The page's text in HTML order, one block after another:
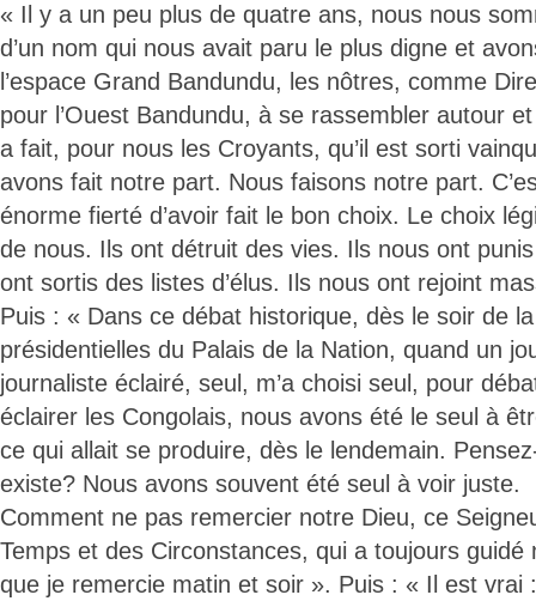
« Il y a un peu plus de quatre ans, nous nous
d’un nom qui nous avait paru le plus digne et
l’espace Grand Bandundu, les nôtres, comme
pour l’Ouest Bandundu, à se rassembler autour
a fait, pour nous les Croyants, qu’il est sorti
avons fait notre part. Nous faisons notre part.
énorme fierté d’avoir fait le bon choix. Le choix
de nous. Ils ont détruit des vies. Ils nous ont
ont sortis des listes d’élus. Ils nous ont rejoint
Puis : « Dans ce débat historique, dès le soir de
présidentielles du Palais de la Nation, quand un
journaliste éclairé, seul, m’a choisi seul, pour
éclairer les Congolais, nous avons été le seul à
ce qui allait se produire, dès le lendemain.
existe? Nous avons souvent été seul à voir juste.
Comment ne pas remercier notre Dieu, ce
Temps et des Circonstances, qui a toujours
que je remercie matin et soir ». Puis : « Il est vrai